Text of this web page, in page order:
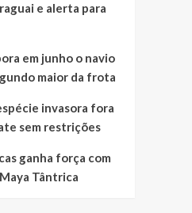
e alerta para
em junho o navio
maior da frota
invasora fora
sem restrições
ganha força com
Tântrica